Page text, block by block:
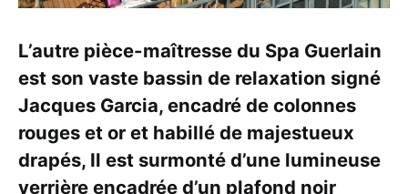
L’autre pièce-maîtresse du Spa Guerlain
est son vaste bassin de relaxation signé
Jacques Garcia, encadré de colonnes
rouges et or et habillé de majestueux
drapés, Il est surmonté d’une lumineuse
verrière encadrée d’un plafond noir